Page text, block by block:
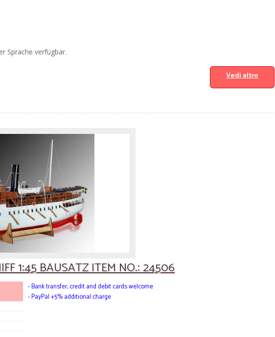
Sprache verfügbar.
Vedi altro
1:45 BAUSATZ ITEM NO.: 24506
- Bank transfer, credit and debit cards welcome
- PayPal +5% additional charge